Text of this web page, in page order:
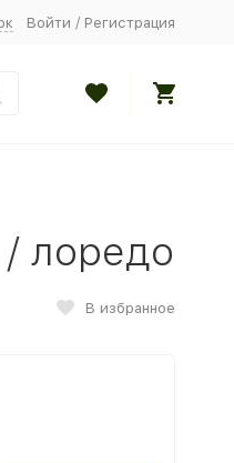
Войти / Регистрация
лоредо
В избранное